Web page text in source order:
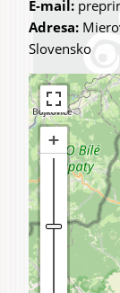
E-mail:
Adresa:
Slovensko